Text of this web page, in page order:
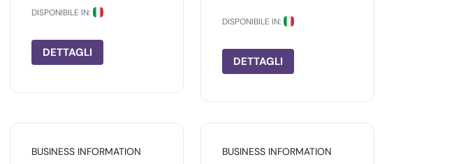
DISPONIBILE IN:
DETTAGLI
DISPONIBILE IN:
DETTAGLI
BUSINESS INFORMATION BUSINESS INFORMATION